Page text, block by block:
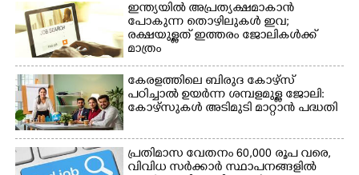
ഇന്ത്യയിൽ അപ്രത്യക്ഷമാകാൻ
പോകുന്ന തൊഴിലുകൾ ഇവ;
രക്ഷയുള്ളത് ഇത്തരം ജോലികൾക്ക്
മാത്രം
കേരളത്തിലെ ബിരുദ കോഴ്സ്
പഠിച്ചാൽ ഉയർന്ന ശമ്പളമുള്ള ജോലി:​
കോഴ്സുകൾ അടിമുടി മാറ്റാൻ പദ്ധതി
പ്രതിമാസ വേതനം 60,​000 രൂപ വരെ,​
വിവിധ സർക്കാർ സ്ഥാപനങ്ങളിൽ
Copy Link